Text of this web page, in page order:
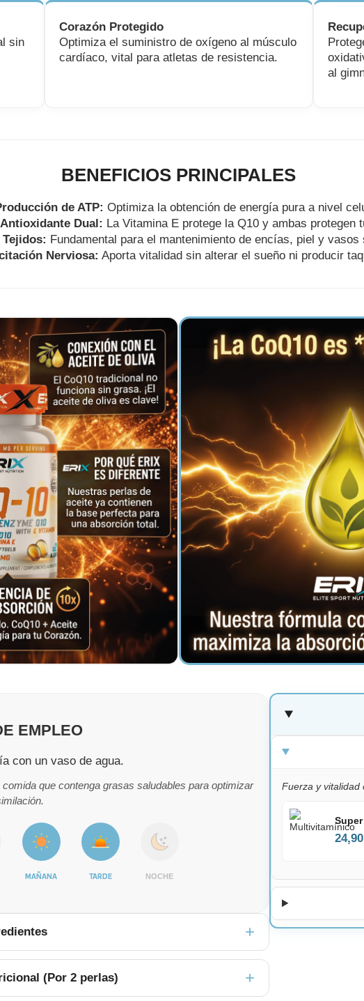
sin
Corazón Protegido
Optimiza el suministro de oxígeno al músculo
cardíaco, vital para atletas de resistencia.
al
BENEFICIOS PRINCIPALES
de ATP: Optimiza la obtención de energía pura a nivel
Dual: La Vitamina E protege la Q10 y ambas protegen
Fundamental para el mantenimiento de encías, piel y vasos
Nerviosa: Aporta vitalidad sin alterar el sueño ni producir
EMPLEO
con un vaso de agua.
que contenga grasas saludables para optimizar
MAÑANA TARDE NOCHE
(Por 2 perlas)
Fuerza y vitalidad